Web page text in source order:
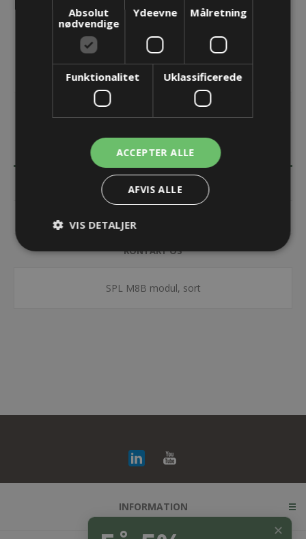
BESKRIVELSE
SPECIFIKATIONER
KONTAKT OS
SPL M8B modul, sort
INFORMATION
✕
Absolut
nødvendige
Ydeevne Målretning
Funktionalitet Uklassificerede
ACCEPTER ALLE
AFVIS ALLE
VIS DETALJER